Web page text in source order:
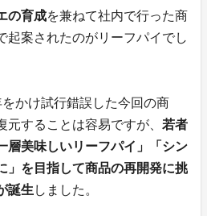
の育成を兼ねて社内で行った商
起案されたのがリーフパイでし
かけ試行錯誤した今回の商
することは容易ですが、 若者
層美味しいリーフパイ」「シン
」を目指して商品の再開発に挑
誕生 しました。